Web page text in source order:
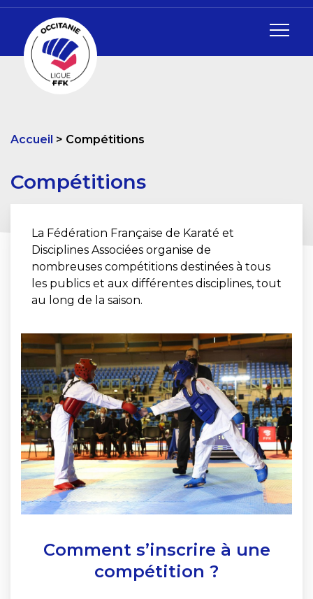
Accueil Compétitions
Compétitions
La Fédération Française de Karaté et
Disciplines Associées organise de
nombreuses compétitions destinées à tous
les publics et aux différentes disciplines, tout
au long de la saison.
Comment s’inscrire à une
compétition ?